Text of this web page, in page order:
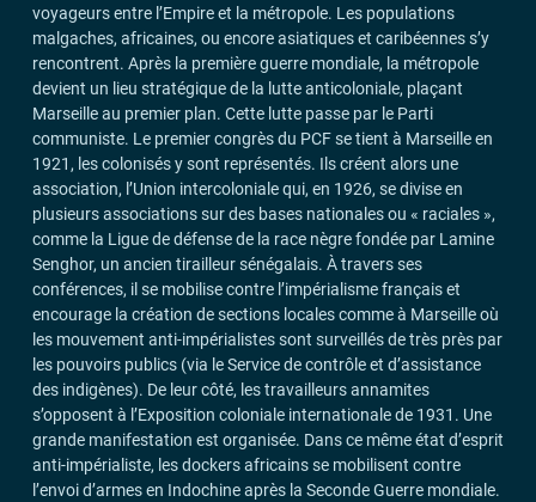
voyageurs entre l’Empire et la métropole. Les populations
malgaches, africaines, ou encore asiatiques et caribéennes s’y
rencontrent. Après la première guerre mondiale, la métropole
devient un lieu stratégique de la lutte anticoloniale, plaçant
Marseille au premier plan. Cette lutte passe par le Parti
communiste. Le premier congrès du PCFse tient à Marseille en
1921, les colonisés y sont représentés. Ils créent alors une
association, l’Union intercoloniale qui, en 1926, se divise en
plusieurs associations sur des bases nationales ou « raciales »,
comme la Ligue de défense de la race nègre fondée par Lamine
Senghor, un ancien tirailleur sénégalais. À travers ses
conférences, il se mobilise contre l’impérialisme français et
encourage la création de sections locales comme à Marseille où
les mouvement anti-impérialistes sont surveillés de très près par
les pouvoirs publics (via le Service de contrôle et d’assistance
des indigènes). De leur côté, les travailleurs annamites
s’opposent à l’Exposition coloniale internationale de 1931. Une
grande manifestation est organisée. Dans ce même état d’esprit
anti-impérialiste, les dockers africains se mobilisent contre
l’envoi d’armes en Indochine après la Seconde Guerre mondiale.